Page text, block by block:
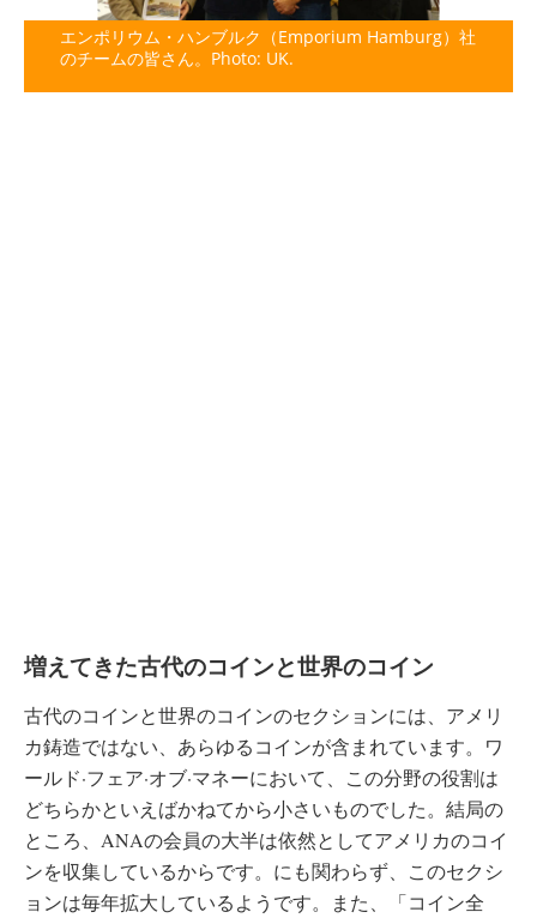
エンポリウム・ハンブルク（Emporium Hamburg）社
のチームの皆さん。Photo: UK.
増えてきた古代のコインと世界のコイン
古代のコインと世界のコインのセクションには、アメリ
カ鋳造ではない、あらゆるコインが含まれています。ワ
ールド·フェア·オブ·マネーにおいて、この分野の役割は
どちらかといえばかねてから小さいものでした。結局の
ところ、ANAの会員の大半は依然としてアメリカのコイ
ンを収集しているからです。にも関わらず、このセクシ
ョンは毎年拡大しているようです。また、「コイン全